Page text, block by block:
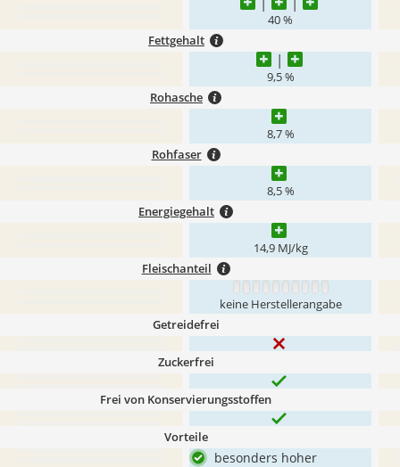
40 %
Fettgehalt
9,5 %
Rohasche
8,7 %
Rohfaser
8,5 %
Energiegehalt
14,9 MJ/kg
Fleischanteil
1 2 3 4 5 6 7 8 9 10
keine Herstellerangabe
Getreidefrei
Zuckerfrei
Frei von Konservierungsstoffen
Vorteile
besonders hoher